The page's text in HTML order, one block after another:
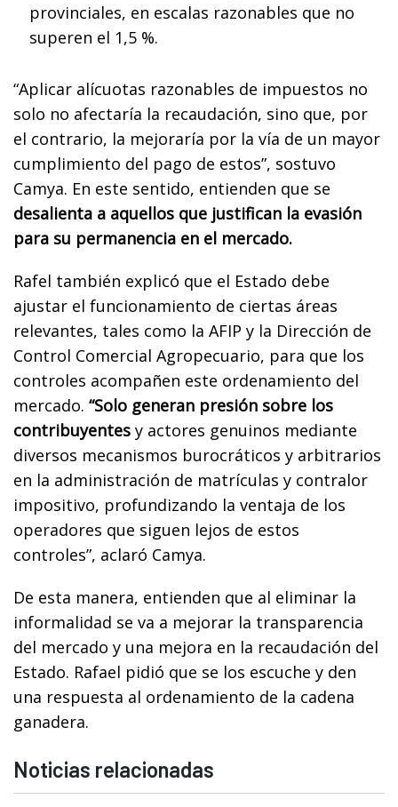
provinciales, en escalas razonables que no
superen el 1,5 %.
“Aplicar alícuotas razonables de impuestos no
solo no afectaría la recaudación, sino que, por
el contrario, la mejoraría por la vía de un mayor
cumplimiento del pago de estos”, sostuvo
Camya. En este sentido, entienden que se
desalienta a aquellos que justifican la evasión
para su permanencia en el mercado.
Rafel también explicó que el Estado debe
ajustar el funcionamiento de ciertas áreas
relevantes, tales como la AFIP y la Dirección de
Control Comercial Agropecuario, para que los
controles acompañen este ordenamiento del
mercado. “Solo generan presión sobre los
contribuyentes y actores genuinos mediante
diversos mecanismos burocráticos y arbitrarios
en la administración de matrículas y contralor
impositivo, profundizando la ventaja de los
operadores que siguen lejos de estos
controles”, aclaró Camya.
De esta manera, entienden que al eliminar la
informalidad se va a mejorar la transparencia
del mercado y una mejora en la recaudación del
Estado. Rafael pidió que se los escuche y den
una respuesta al ordenamiento de la cadena
ganadera.
Noticias relacionadas